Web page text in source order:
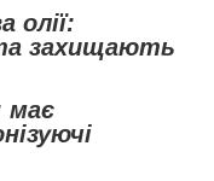
олії:
захищають
має